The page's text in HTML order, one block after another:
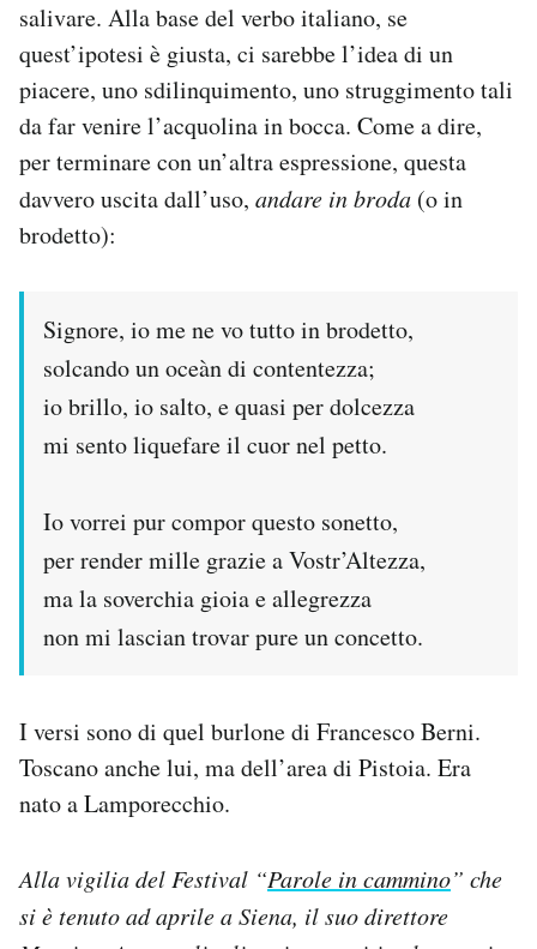
salivare. Alla base del verbo italiano, se
quest’ipotesi è giusta, ci sarebbe l’idea di un
piacere, uno sdilinquimento, uno struggimento tali
da far venire l’acquolina in bocca. Come a dire,
per terminare con un’altra espressione, questa
davvero uscita dall’uso, andare in broda (o in
brodetto):
Signore, io me ne vo tutto in brodetto,
solcando un oceàn di contentezza;
io brillo, io salto, e quasi per dolcezza
mi sento liquefare il cuor nel petto.
Io vorrei pur compor questo sonetto,
per render mille grazie a Vostr’Altezza,
ma la soverchia gioia e allegrezza
non mi lascian trovar pure un concetto.
I versi sono di quel burlone di Francesco Berni.
Toscano anche lui, ma dell’area di Pistoia. Era
nato a Lamporecchio.
Alla vigilia del Festival “Parole in cammino” che
si è tenuto ad aprile a Siena, il suo direttore